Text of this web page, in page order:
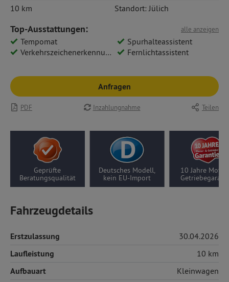
10 km
Standort: Jülich
alle anzeigen
Top-Ausstattungen:
Tempomat
Spurhalteassistent
Verkehrszeichenerkennung
Fernlichtassistent
Anfragen
PDF Inzahlungnahme Teilen
Geprüfte
Beratungsqualität
Deutsches Modell,
kein EU-Import
10 Jahre Motor-/
Getriebegarantie
Fahrzeugdetails
Erstzulassung 30.04.2026
Laufleistung 10 km
Aufbauart Kleinwagen